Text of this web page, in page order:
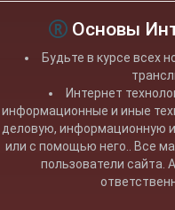
Основы
Будьте в курсе всех
Интернет
информационные и иные
деловую, информационную и
или с помощью него.. Все
пользователи сайта.